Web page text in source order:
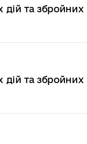
дій та збройних
дій та збройних